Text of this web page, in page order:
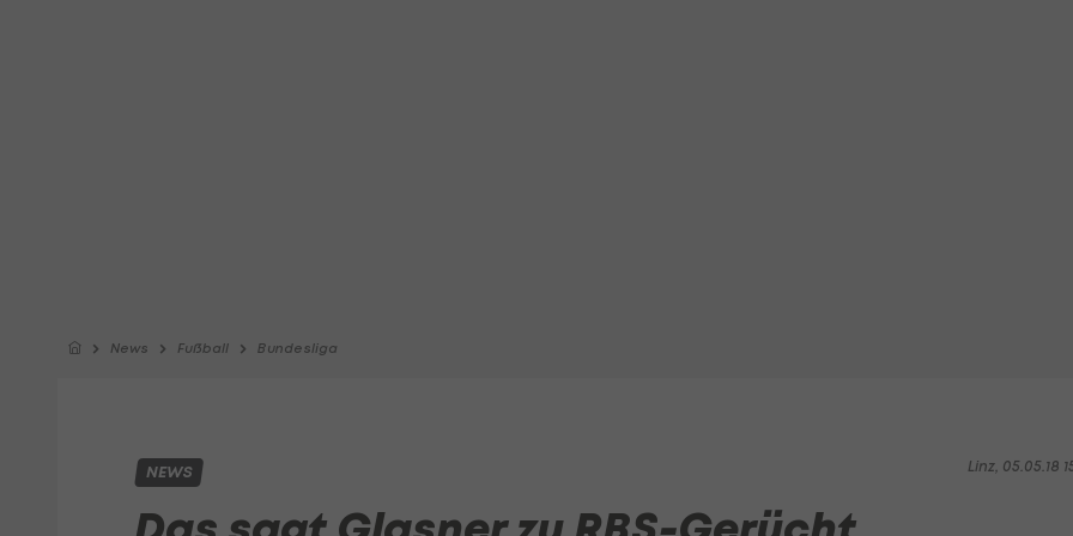
News Fußball Bundesliga
Linz, 05.05.18
NEWS